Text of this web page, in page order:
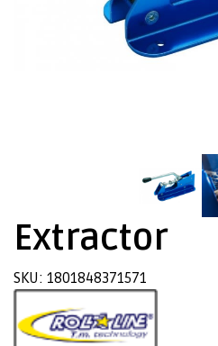
Extractor
SKU: 1801848371571